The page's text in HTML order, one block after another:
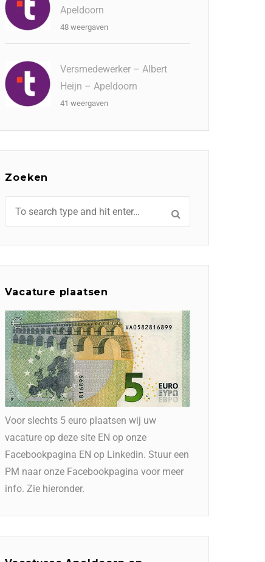
Apeldoorn
48 weergaven
Versmedewerker – Albert
Heijn – Apeldoorn
41 weergaven
Zoeken
Vacature plaatsen
Voor slechts 5 euro plaatsen wij uw
vacature op deze site EN op onze
Facebookpagina EN op Linkedin. Stuur een
PM naar onze Facebookpagina voor meer
info. Zie hieronder.